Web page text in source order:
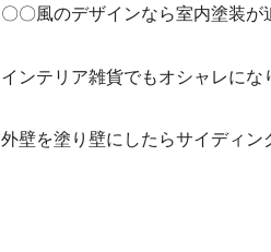
〇〇風のデザインなら室内塗装が
インテリア雑貨でもオシャレにな
外壁を塗り壁にしたらサイディン